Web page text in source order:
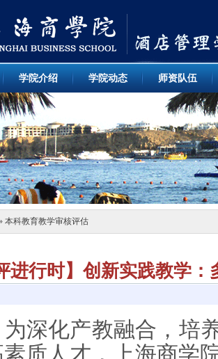
学院介绍 学院动态 师资队伍
本科教育教学审核评估
进行时】创新实践教学
为深化产教融合，培
素质人才，上海商学